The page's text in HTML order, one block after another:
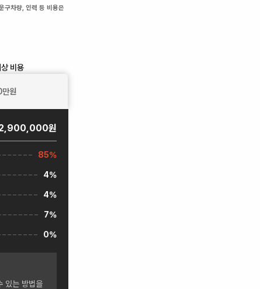
구차량, 인력 등 비용은
비용
만원
원
85%
4%
4%
7%
0%
있는 방법을